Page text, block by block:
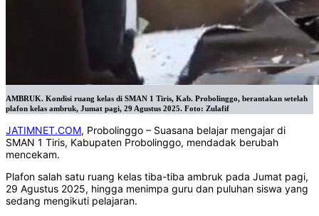
AMBRUK. Kondisi ruang kelas di SMAN 1 Tiris, Kab. Probolinggo, berantakan setelah
plafon kelas ambruk, Jumat pagi, 29 Agustus 2025. Foto: Zulafif
JATIMNET.COM, Probolinggo – Suasana belajar mengajar di
SMAN 1 Tiris, Kabupaten Probolinggo, mendadak berubah
mencekam.
‎Plafon salah satu ruang kelas tiba-tiba ambruk pada Jumat pagi,
29 Agustus 2025, hingga menimpa guru dan puluhan siswa yang
sedang mengikuti pelajaran.